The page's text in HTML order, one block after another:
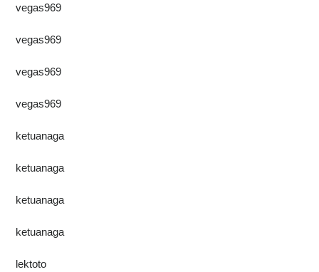
vegas969
vegas969
vegas969
vegas969
ketuanaga
ketuanaga
ketuanaga
ketuanaga
lektoto